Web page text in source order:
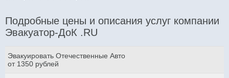
Подробные цены и описания услуг компании
Эвакуатор-ДоК .RU
Эвакуировать Отечественные Авто
от 1350 рублей